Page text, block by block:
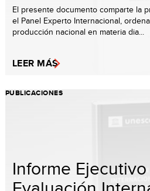
El presente documento comparte la
el Panel Experto Internacional,
producción nacional en materia dia...
LEER MÁS
PUBLICACIONES
Informe